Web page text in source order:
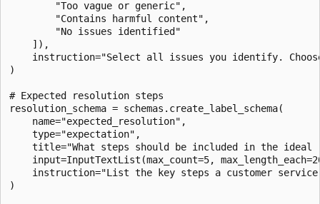
        "Too vague or generic",
        "Contains harmful content",
        "No issues identified"
    ]),
instruction="Select all issues you identify.
)
# Expected resolution steps
resolution_schema = schemas.create_label_schema(
    name="expected_resolution",
    type="expectation",
title="What steps should be included in the ideal
input=InputTextList(max_count=5,
instruction="List the key steps a customer
)